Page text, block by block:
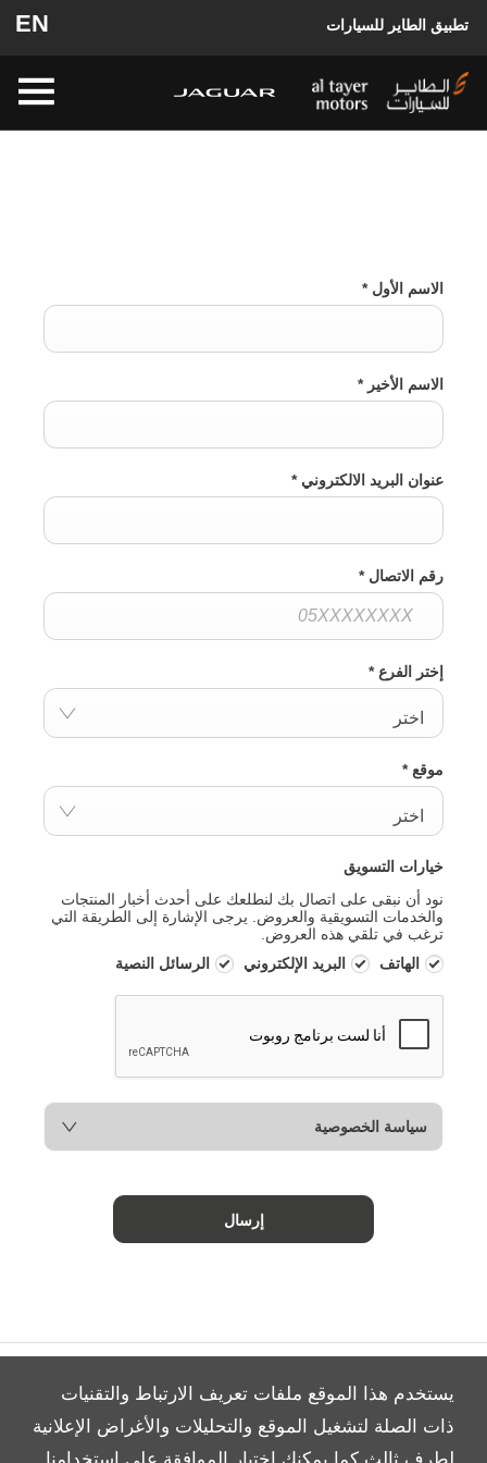
يستخدم هذا الموقع ملفات تعريف الارتباط والتقنيات
ذات الصلة لتشغيل الموقع والتحليلات والأغراض الإعلانية
EN تطبيق الطاير للسيارات
الاسم الأول*
الاسم الأخير*
عنوان البريد الالكتروني*
رقم الاتصال*
إختر الفرع*
اختر
موقع*
اختر
خيارات التسويق
نود أن نبقى على اتصال بك لنطلعك على أحدث أخبار المنتجات
والخدمات التسويقية والعروض. يرجى الإشارة إلى الطريقة التي
ترغب في تلقي هذه العروض.
الهاتف
البريد الإلكتروني الرسائل النصية
سياسة الخصوصية
إرسال